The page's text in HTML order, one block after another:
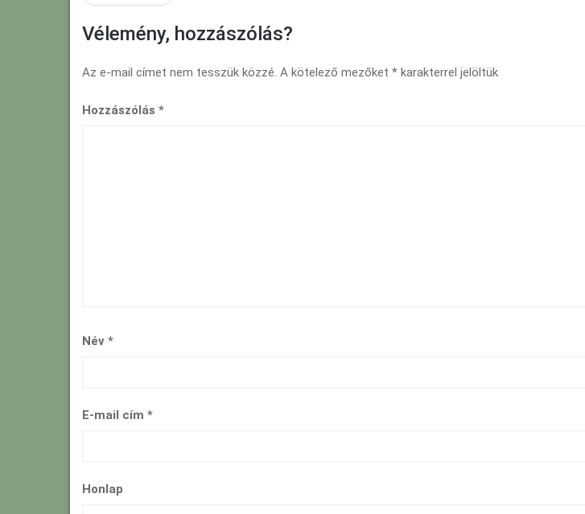
Vélemény, hozzászólás?
Az e-mail címet nem tesszük közzé. A kötelező mezőket * karakterrel jelöltük
Hozzászólás *
Név *
E-mail cím *
Honlap